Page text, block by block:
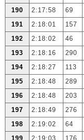
190
2:17:58 69
191
2:18:01 157
192
2:18:02 46
193
2:18:16 290
194
2:18:27 113
195
2:18:48 289
196
2:18:48 203
197
2:18:49 276
198
2:19:02 64
199
2:19:03 176